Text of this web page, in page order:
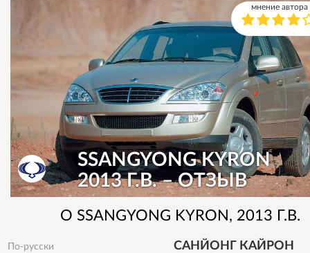
SSANGYONG KYRON
2013 Г.В. – ОТЗЫВ
мнение автора
О SSANGYONG KYRON , 2013 Г.В.
По-русски САНЙОНГ КАЙРОН